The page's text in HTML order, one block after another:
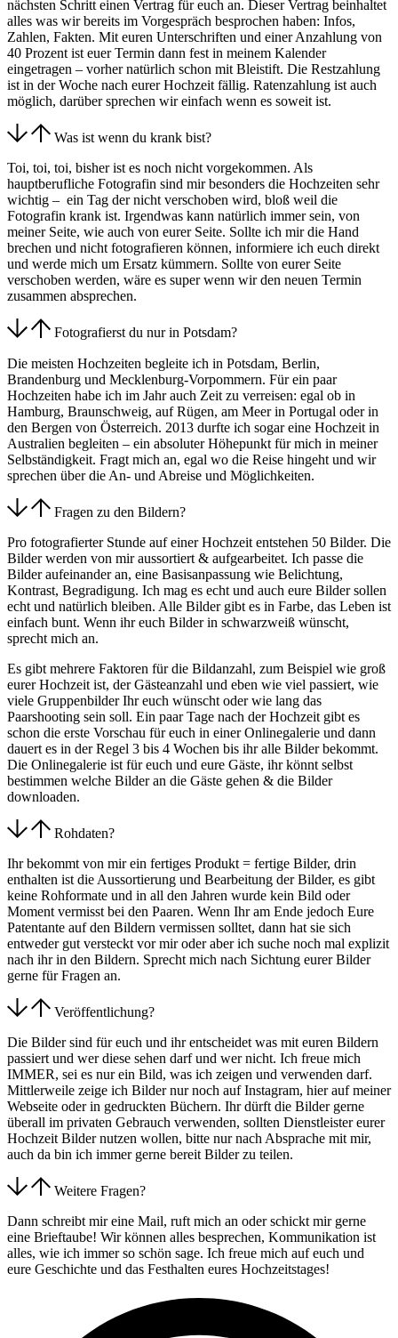
nächsten Schritt einen Vertrag für euch an. Dieser Vertrag beinhaltet
alles was wir bereits im Vorgespräch besprochen haben: Infos,
Zahlen, Fakten. Mit euren Unterschriften und einer Anzahlung von
40 Prozent ist euer Termin dann fest in meinem Kalender
eingetragen – vorher natürlich schon mit Bleistift. Die Restzahlung
ist in der Woche nach eurer Hochzeit fällig. Ratenzahlung ist auch
möglich, darüber sprechen wir einfach wenn es soweit ist.
Was ist wenn du krank bist?
Toi, toi, toi, bisher ist es noch nicht vorgekommen. Als
hauptberufliche Fotografin sind mir besonders die Hochzeiten sehr
wichtig – ein Tag der nicht verschoben wird, bloß weil die
Fotografin krank ist. Irgendwas kann natürlich immer sein, von
meiner Seite, wie auch von eurer Seite. Sollte ich mir die Hand
brechen und nicht fotografieren können, informiere ich euch direkt
und werde mich um Ersatz kümmern. Sollte von eurer Seite
verschoben werden, wäre es super wenn wir den neuen Termin
zusammen absprechen.
Fotografierst du nur in Potsdam?
Die meisten Hochzeiten begleite ich in Potsdam, Berlin,
Brandenburg und Mecklenburg-Vorpommern. Für ein paar
Hochzeiten habe ich im Jahr auch Zeit zu verreisen: egal ob in
Hamburg, Braunschweig, auf Rügen, am Meer in Portugal oder in
den Bergen von Österreich. 2013 durfte ich sogar eine Hochzeit in
Australien begleiten – ein absoluter Höhepunkt für mich in meiner
Selbständigkeit. Fragt mich an, egal wo die Reise hingeht und wir
sprechen über die An- und Abreise und Möglichkeiten.
Fragen zu den Bildern?
Pro fotografierter Stunde auf einer Hochzeit entstehen 50 Bilder. Die
Bilder werden von mir aussortiert & aufgearbeitet. Ich passe die
Bilder aufeinander an, eine Basisanpassung wie Belichtung,
Kontrast, Begradigung. Ich mag es echt und auch eure Bilder sollen
echt und natürlich bleiben. Alle Bilder gibt es in Farbe, das Leben ist
einfach bunt. Wenn ihr euch Bilder in schwarzweiß wünscht,
sprecht mich an.
Es gibt mehrere Faktoren für die Bildanzahl, zum Beispiel wie groß
eurer Hochzeit ist, der Gästeanzahl und eben wie viel passiert, wie
viele Gruppenbilder Ihr euch wünscht oder wie lang das
Paarshooting sein soll. Ein paar Tage nach der Hochzeit gibt es
schon die erste Vorschau für euch in einer Onlinegalerie und dann
dauert es in der Regel 3 bis 4 Wochen bis ihr alle Bilder bekommt.
Die Onlinegalerie ist für euch und eure Gäste, ihr könnt selbst
bestimmen welche Bilder an die Gäste gehen & die Bilder
downloaden.
Rohdaten?
Ihr bekommt von mir ein fertiges Produkt = fertige Bilder, drin
enthalten ist die Aussortierung und Bearbeitung der Bilder, es gibt
keine Rohformate und in all den Jahren wurde kein Bild oder
Moment vermisst bei den Paaren. Wenn Ihr am Ende jedoch Eure
Patentante auf den Bildern vermissen solltet, dann hat sie sich
entweder gut versteckt vor mir oder aber ich suche noch mal explizit
nach ihr in den Bildern. Sprecht mich nach Sichtung eurer Bilder
gerne für Fragen an.
Veröffentlichung?
Die Bilder sind für euch und ihr entscheidet was mit euren Bildern
passiert und wer diese sehen darf und wer nicht. Ich freue mich
IMMER, sei es nur ein Bild, was ich zeigen und verwenden darf.
Mittlerweile zeige ich Bilder nur noch auf Instagram, hier auf meiner
Webseite oder in gedruckten Büchern. Ihr dürft die Bilder gerne
überall im privaten Gebrauch verwenden, sollten Dienstleister eurer
Hochzeit Bilder nutzen wollen, bitte nur nach Absprache mit mir,
auch da bin ich immer gerne bereit Bilder zu teilen.
Weitere Fragen?
Dann schreibt mir eine Mail, ruft mich an oder schickt mir gerne
eine Brieftaube! Wir können alles besprechen, Kommunikation ist
alles, wie ich immer so schön sage. Ich freue mich auf euch und
eure Geschichte und das Festhalten eures Hochzeitstages!